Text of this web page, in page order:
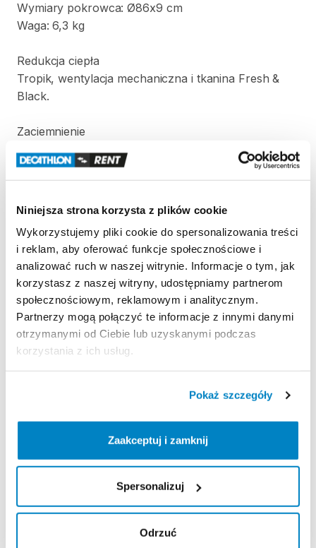
Niniejsza strona korzysta z plików cookie
Wykorzystujemy pliki cookie do spersonalizowania treści
i reklam, aby oferować funkcje społecznościowe i
analizować ruch w naszej witrynie. Informacje o tym, jak
korzystasz z naszej witryny, udostępniamy partnerom
społecznościowym, reklamowym i analitycznym.
Partnerzy mogą połączyć te informacje z innymi danymi
otrzymanymi od Ciebie lub uzyskanymi podczas
korzystania z ich usług.
Pokaż szczegóły
Zaakceptuj i zamknij
Spersonalizuj
Odrzuć
Wymiary pokrowca: Ø86x9 cm
Waga: 6​,​3 kg
Redukcja ciepła
Tropik​,​ wentylacja mechaniczna i tkanina Fresh &
Black.
Zaciemnienie
Opatentowana tkanina słoneczne.
Odporność na wiatr
(Siła
tunelu
aerodynamicznym.
Wodoodporność
Wodoodporność (Schmerber): Tropik ＞ 2000 mm.
Podłoga sypialni ＞ 2400 mm.
Strona produktu w sklepie
Regulamin wypożyczalni
KAUCJA
Nie pobieramy kaucji za wypożyczenie tego